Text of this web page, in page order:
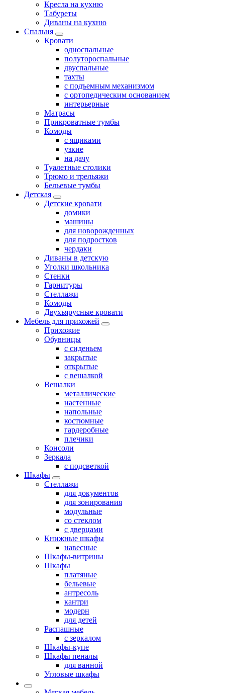
Кресла на кухню
Табуреты
Диваны на кухню
Спальня
Кровати
односпальные
полутороспальные
двуспальные
тахты
с подъемным механизмом
с ортопедическим основанием
интерьерные
Матрасы
Прикроватные тумбы
Комоды
с ящиками
узкие
на дачу
Туалетные столики
Трюмо и трельяжи
Бельевые тумбы
Детская
Детские кровати
домики
машины
для новорожденных
для подростков
чердаки
Диваны в детскую
Уголки школьника
Стенки
Гарнитуры
Стеллажи
Комоды
Двухъярусные кровати
Мебель для прихожей
Прихожие
Обувницы
с сиденьем
закрытые
открытые
с вешалкой
Вешалки
металлические
настенные
напольные
костюмные
гардеробные
плечики
Консоли
Зеркала
с подсветкой
Шкафы
Стеллажи
для документов
для зонирования
модульные
со стеклом
с дверцами
Книжные шкафы
навесные
Шкафы-витрины
Шкафы
платяные
бельевые
антресоль
кантри
модерн
для детей
Распашные
с зеркалом
Шкафы-купе
Шкафы пеналы
для ванной
Угловые шкафы